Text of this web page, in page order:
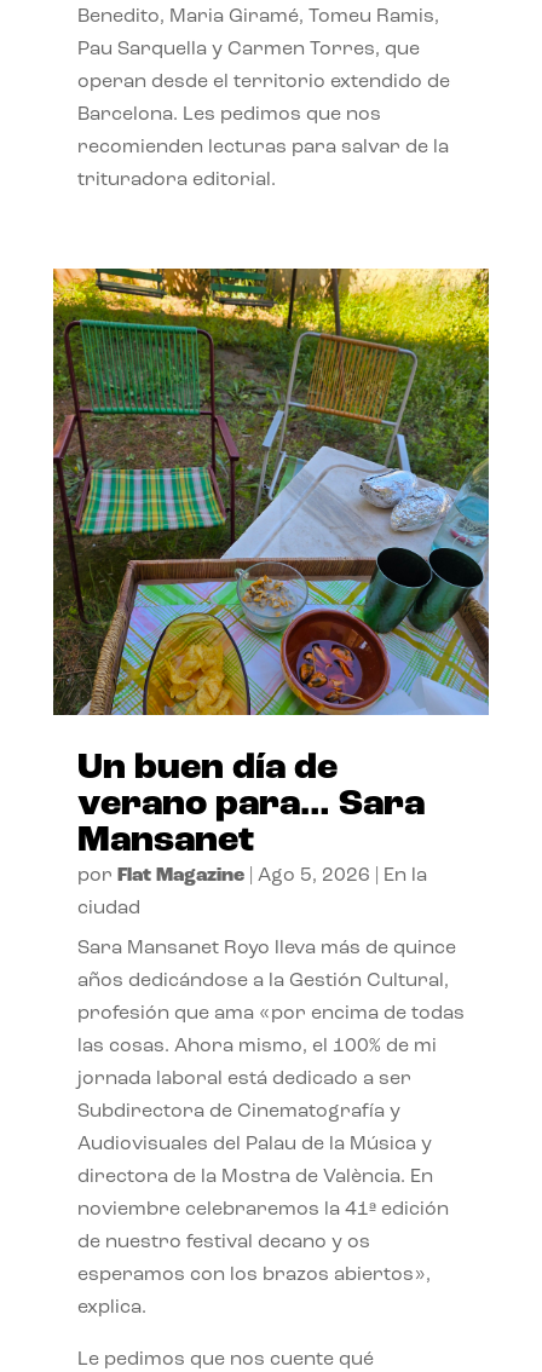
Benedito, Maria Giramé, Tomeu Ramis,
Pau Sarquella y Carmen Torres, que
operan desde el territorio extendido de
Barcelona. Les pedimos que nos
recomienden lecturas para salvar de la
trituradora editorial.
Un buen día de
verano para… Sara
Mansanet
por Flat Magazine| Ago 5, 2026
En la
ciudad
Sara Mansanet Royo lleva más de quince
años dedicándose a la Gestión Cultural,
profesión que ama «por encima de todas
las cosas. Ahora mismo, el 100% de mi
jornada laboral está dedicado a ser
Subdirectora de Cinematografía y
Audiovisuales del Palau de la Música y
directora de la Mostra de València. En
noviembre celebraremos la 41ª edición
de nuestro festival decano y os
esperamos con los brazos abiertos»,
explica.
Le pedimos que nos cuente qué